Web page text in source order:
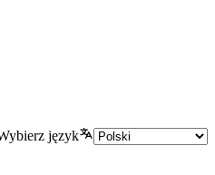
język